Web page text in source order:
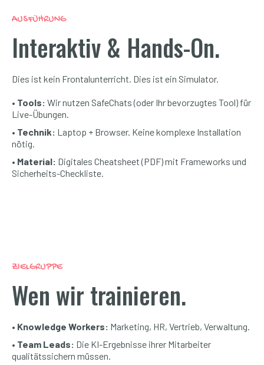
AUSFÜHRUNG
Interaktiv & Hands-On.
Dies ist kein Frontalunterricht. Dies ist ein Simulator.
• Tools: Wir nutzen SafeChats (oder Ihr bevorzugtes Tool) für
Live-Übungen.
• Technik: Laptop + Browser. Keine komplexe Installation
nötig.
• Material: Digitales Cheatsheet (PDF) mit Frameworks und
Sicherheits-Checkliste.
ZIELGRUPPE
Wen wir trainieren.
• Knowledge Workers: Marketing, HR, Vertrieb, Verwaltung.
• Team Leads: Die KI-Ergebnisse ihrer Mitarbeiter
qualitätssichern müssen.